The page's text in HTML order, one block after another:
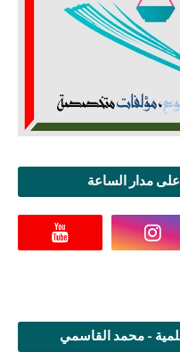
مدار الساعة
- محمد القاسمي